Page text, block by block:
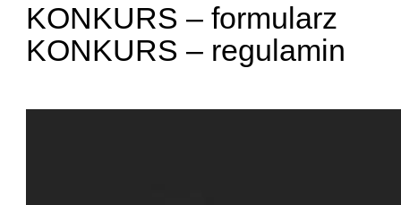
KONKURS – formularz
KONKURS – regulamin